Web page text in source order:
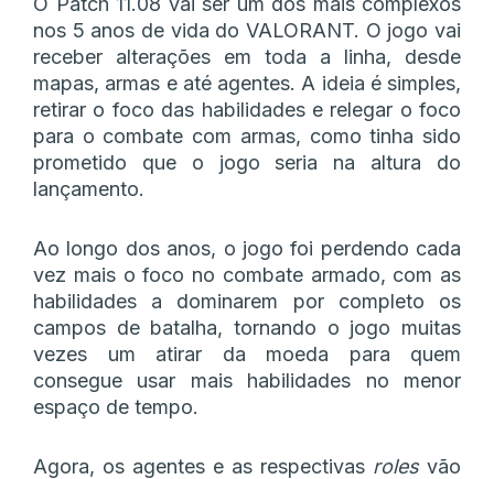
nos 5 anos de vida do VALORANT. O jogo vai
receber alterações em toda a linha, desde
mapas, armas e até agentes. A ideia é simples,
retirar o foco das habilidades e relegar o foco
para o combate com armas, como tinha sido
prometido que o jogo seria na altura do
lançamento.
Ao longo dos anos, o jogo foi perdendo cada
vez mais o foco no combate armado, com as
habilidades a dominarem por completo os
campos de batalha, tornando o jogo muitas
vezes um atirar da moeda para quem
consegue usar mais habilidades no menor
espaço de tempo.
Agora, os agentes e as respectivas rolesvão